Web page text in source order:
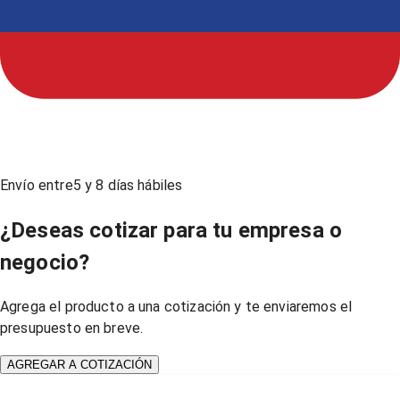
Envío entre5 y8 días hábiles
¿Deseas cotizar para tu empresa o
negocio?
Agrega el producto a una cotización y te enviaremos el
presupuesto en breve.
AGREGAR A COTIZACIÓN